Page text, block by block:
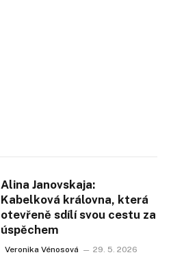
Alina Janovskaja:
Kabelková královna, která
otevřeně sdílí svou cestu za
úspěchem
Veronika Vénosová 29. 5. 2026